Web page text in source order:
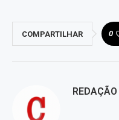
COMPARTILHAR 0
REDAÇÃO